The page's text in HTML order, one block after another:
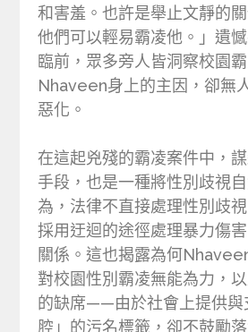
和害羞。也許是舉止文靜的
他們可以輕易霸凌他。」遺
臨前，眾多旁人皆洞察校園
Nhaveen身上的主因，卻無
惡化。
在這起兇殘的霸凌案件中，
手段，也是一種將性別歧視
為，法律不直接處理性別歧
採用迂迴的途徑處理暴力傷
關係。這也揭露為何
對校園性別霸凌無能為力，
的缺席——由於社會上提供與
腔」的污名標籤，卻不鼓勵